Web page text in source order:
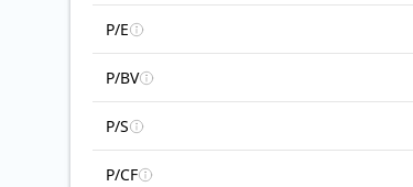
P/E
P/BV
P/S
P/CF